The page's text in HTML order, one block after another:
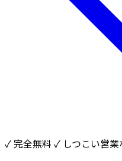
✓ 完全無料 ✓ しつこい営業